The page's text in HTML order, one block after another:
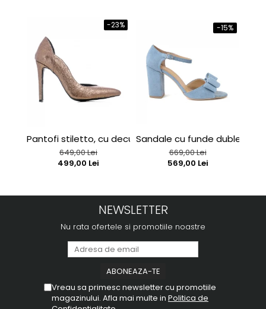
-23%
Pantofi stiletto, cu decupaj interior, din piele bronz
649,00 Lei
499,00 Lei
-15%
Sandale cu funde duble, din
669,00 Lei
569,00 Lei
NEWSLETTER
Nu rata ofertele si promotiile noastre
Vreau sa primesc newsletter cu promotiile
magazinului. Afla mai multe in Politica de